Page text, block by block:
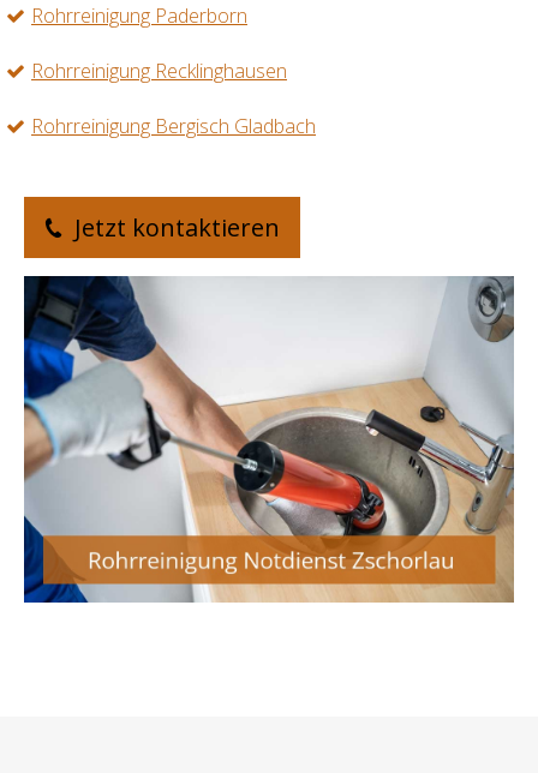
Rohrreinigung Paderborn
Rohrreinigung Recklinghausen
Rohrreinigung Bergisch Gladbach
Jetzt kontaktieren